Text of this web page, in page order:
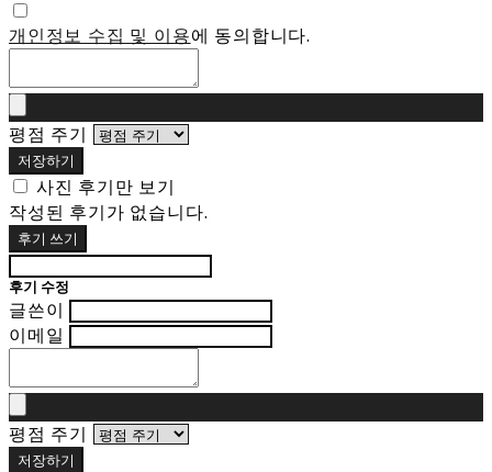
개인정보 수집 및 이용에 동의합니다.
평점 주기
저장하기
사진 후기만 보기
작성된 후기가 없습니다.
후기 쓰기
후기 수정
글쓴이
이메일
평점 주기
저장하기